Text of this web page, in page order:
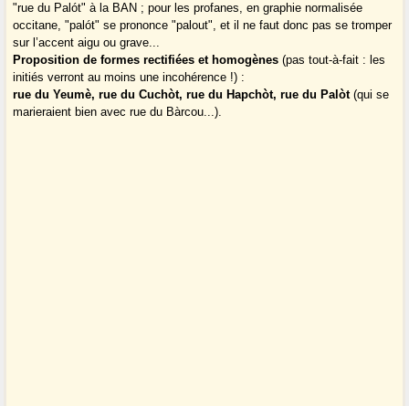
"rue du Palót" à la BAN ; pour les profanes, en graphie normalisée
occitane, "palót" se prononce "palout", et il ne faut donc pas se tromper
sur l’accent aigu ou grave...
Proposition de formes rectifiées et homogènes (pas tout-à-fait : les
initiés verront au moins une incohérence !) :
rue du Yeumè, rue du Cuchòt, rue du Hapchòt, rue du Palòt(qui se
marieraient bien avec rue du Bàrcou...).